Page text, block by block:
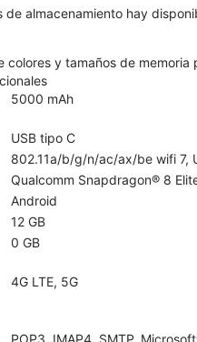
de almacenamiento hay
colores y tamaños de
5000 mAh
USB tipo C
802.11a/b/g/n/ac/ax/be wifi 7,
Qualcomm Snapdragon® 8
Android
12 GB
0 GB
4G LTE, 5G
POP3, IMAP4, SMTP,